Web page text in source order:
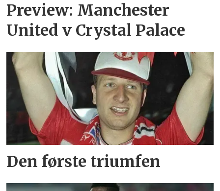
Preview: Manchester
United v Crystal Palace
Den første triumfen